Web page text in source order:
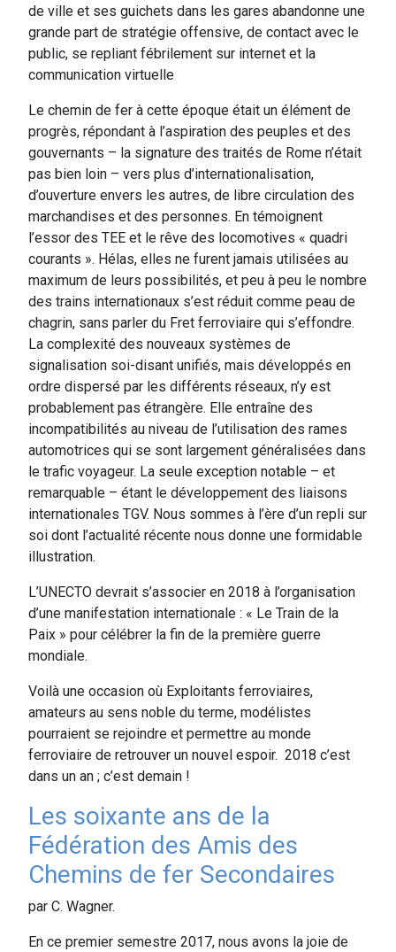
de ville et ses guichets dans les gares abandonne une
grande part de stratégie offensive, de contact avec le
public, se repliant fébrilement sur internet et la
communication virtuelle
Le chemin de fer à cette époque était un élément de
progrès, répondant à l’aspiration des peuples et des
gouvernants – la signature des traités de Rome n’était
pas bien loin – vers plus d’internationalisation,
d’ouverture envers les autres, de libre circulation des
marchandises et des personnes. En témoignent
l’essor des TEE et le rêve des locomotives « quadri
courants ». Hélas, elles ne furent jamais utilisées au
maximum de leurs possibilités, et peu à peu le nombre
des trains internationaux s’est réduit comme peau de
chagrin, sans parler du Fret ferroviaire qui s’effondre.
La complexité des nouveaux systèmes de
signalisation soi-disant unifiés, mais développés en
ordre dispersé par les différents réseaux, n’y est
probablement pas étrangère. Elle entraîne des
incompatibilités au niveau de l’utilisation des rames
automotrices qui se sont largement généralisées dans
le trafic voyageur. La seule exception notable – et
remarquable – étant le développement des liaisons
internationales TGV. Nous sommes à l’ère d’un repli sur
soi dont l’actualité récente nous donne une formidable
illustration.
L’UNECTO devrait s’associer en 2018 à l’organisation
d’une manifestation internationale : « Le Train de la
Paix » pour célébrer la fin de la première guerre
mondiale.
Voilà une occasion où Exploitants ferroviaires,
amateurs au sens noble du terme, modélistes
pourraient se rejoindre et permettre au monde
ferroviaire de retrouver un nouvel espoir. 2018 c’est
dans un an ; c’est demain !
Les soixante ans de la
Fédération des Amis des
Chemins de fer Secondaires
par C. Wagner.
En ce premier semestre 2017, nous avons la joie de